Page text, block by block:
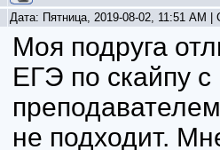
Дата: Пятница, 2019-08-02, 11:51 AM
Моя подруга
ЕГЭ по скайпу
не подходит.